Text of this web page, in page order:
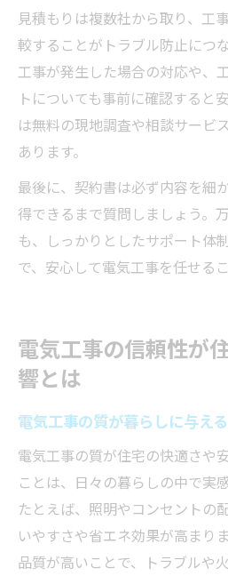
見積もりは複数社から取り、工
較することがトラブル防止につ
工事が発生した場合の対応や、
トについても事前に確認すると
は無料の現地調査や相談サービ
あります。
最後に、契約書は必ず内容を細
得できるまで質問しましょう。
も、しっかりとしたサポート体
で、安心して電気工事を任せる
電気工事の信頼性が
響とは
電気工事の質が暮らしに与え
電気工事の質が住宅の快適さや
ことは、日々の暮らしの中で実
たとえば、照明やコンセントの
いやすさや省エネ効果が高まり
品質が高いことで、トラブルや